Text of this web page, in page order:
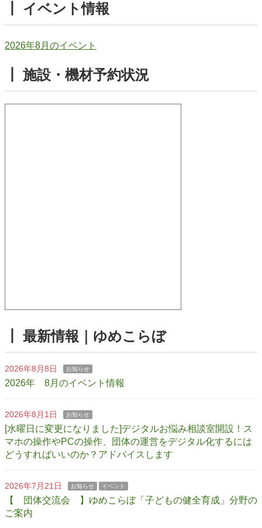
┃ イベント情報
2026年8月のイベント
┃ 施設・機材予約状況
┃ 最新情報｜ゆめこらぼ
2026年8月8日 お知らせ
2026年 8月のイベント情報
2026年8月1日 お知らせ
[水曜日に変更になりました]デジタルお悩み相談室開設！ス
マホの操作やPCの操作、団体の運営をデジタル化するには
どうすればいいのか？アドバイスします
2026年7月21日 お知らせ イベント
【 団体交流会 】ゆめこらぼ「子どもの健全育成」分野の
ご案内